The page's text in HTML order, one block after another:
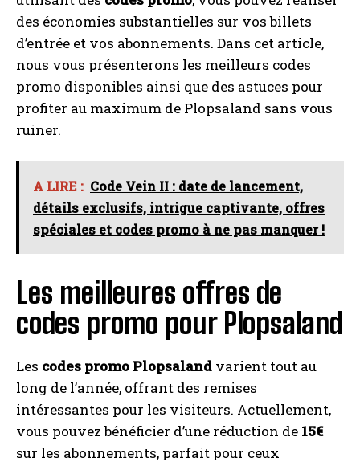
des économies substantielles sur vos billets
d’entrée et vos abonnements. Dans cet article,
nous vous présenterons les meilleurs codes
promo disponibles ainsi que des astuces pour
profiter au maximum de Plopsaland sans vous
ruiner.
A LIRE : Code Vein II : date de lancement,
détails exclusifs, intrigue captivante, offres
spéciales et codes promo à ne pas manquer !
Les meilleures offres de
codes promo pour Plopsaland
Les codes promo Plopsaland varient tout au
long de l’année, offrant des remises
intéressantes pour les visiteurs. Actuellement,
vous pouvez bénéficier d’une réduction de 15€
sur les abonnements, parfait pour ceux